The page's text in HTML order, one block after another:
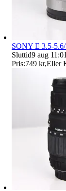
SONY E 3.5-
Sluttid9 aug 11:01
Pris:749 kr,Eller